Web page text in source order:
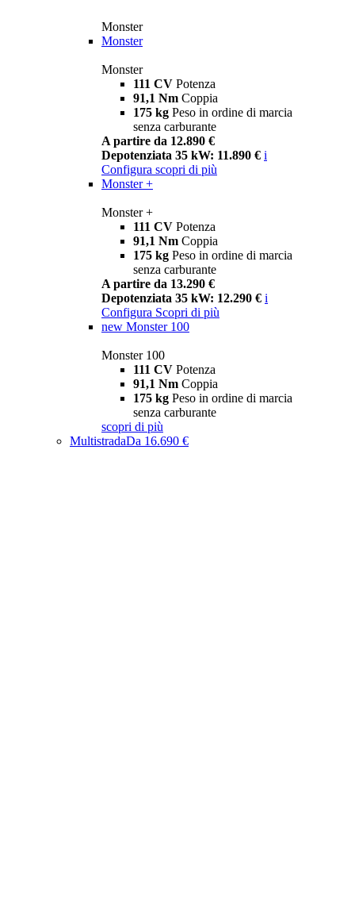
Monster
Monster
Monster
111 CV Potenza
91,1 Nm Coppia
175 kg Peso in ordine di marcia
senza carburante
A partire da 12.890 €
Depotenziata 35 kW: 11.890 € i
Configura scopri di più
Monster +
Monster +
111 CV Potenza
91,1 Nm Coppia
175 kg Peso in ordine di marcia
senza carburante
A partire da 13.290 €
Depotenziata 35 kW: 12.290 € i
Configura Scopri di più
new Monster 100
Monster 100
111 CV Potenza
91,1 Nm Coppia
175 kg Peso in ordine di marcia
senza carburante
scopri di più
MultistradaDa 16.690 €